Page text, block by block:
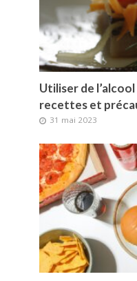
Utiliser de
recettes et
31 mai 2023